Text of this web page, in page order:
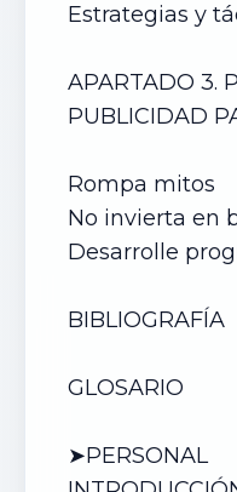
Estrategias y
APARTADO 3.
PUBLICIDAD
Rompa mitos
No invierta en
Desarrolle
BIBLIOGRAFÍA
GLOSARIO
➤PERSONAL